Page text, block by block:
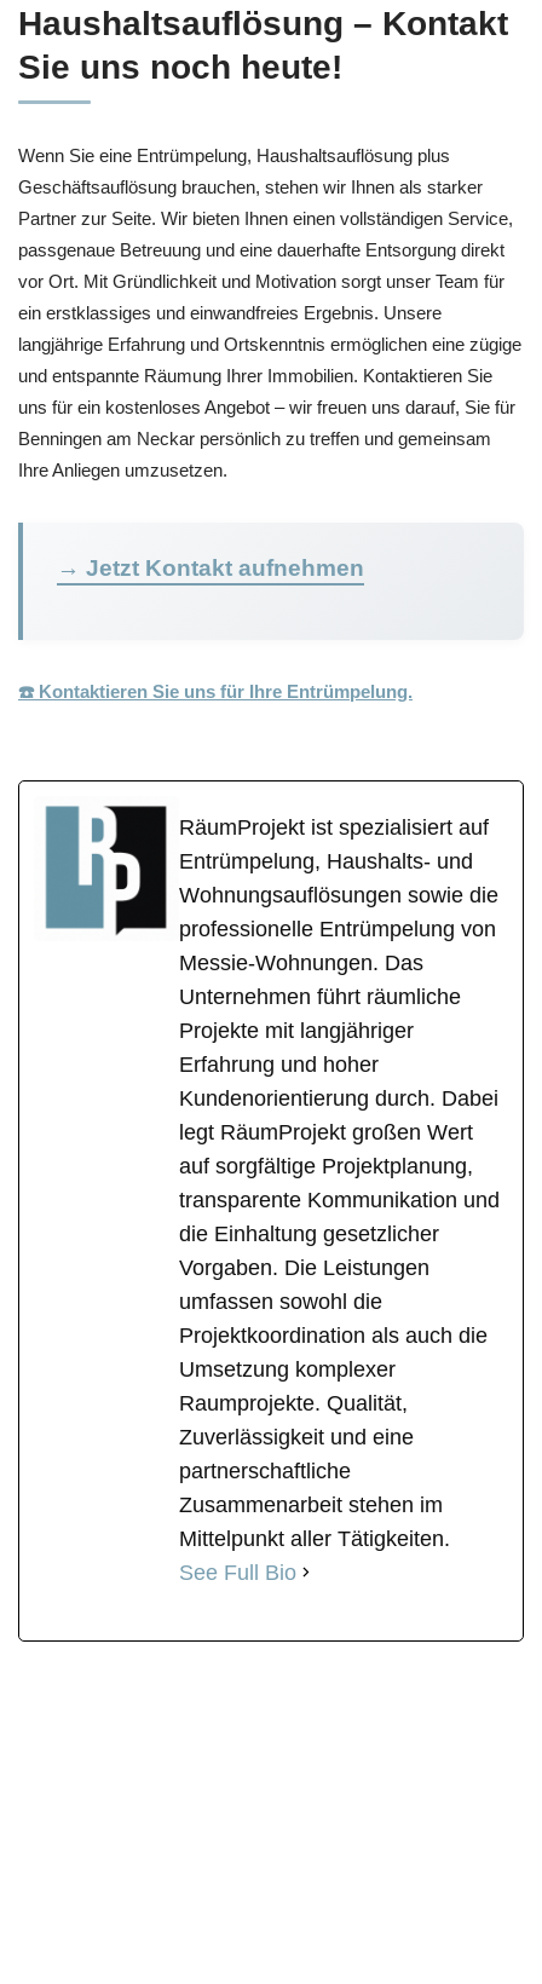
Haushaltsauflösung – Kontakt
Sie uns noch heute!
Wenn Sie eine Entrümpelung, Haushaltsauflösung plus
Geschäftsauflösung brauchen, stehen wir Ihnen als starker
Partner zur Seite. Wir bieten Ihnen einen vollständigen Service,
passgenaue Betreuung und eine dauerhafte Entsorgung direkt
vor Ort. Mit Gründlichkeit und Motivation sorgt unser Team für
ein erstklassiges und einwandfreies Ergebnis. Unsere
langjährige Erfahrung und Ortskenntnis ermöglichen eine zügige
und entspannte Räumung Ihrer Immobilien. Kontaktieren Sie
uns für ein kostenloses Angebot – wir freuen uns darauf, Sie für
Benningen am Neckar persönlich zu treffen und gemeinsam
Ihre Anliegen umzusetzen.
→ Jetzt Kontakt aufnehmen
☎️ Kontaktieren Sie uns für Ihre Entrümpelung.
RäumProjekt ist spezialisiert auf
Entrümpelung, Haushalts- und
Wohnungsauflösungen sowie die
professionelle Entrümpelung von
Messie-Wohnungen. Das
Unternehmen führt räumliche
Projekte mit langjähriger
Erfahrung und hoher
Kundenorientierung durch. Dabei
legt RäumProjekt großen Wert
auf sorgfältige Projektplanung,
transparente Kommunikation und
die Einhaltung gesetzlicher
Vorgaben. Die Leistungen
umfassen sowohl die
Projektkoordination als auch die
Umsetzung komplexer
Raumprojekte. Qualität,
Zuverlässigkeit und eine
partnerschaftliche
Zusammenarbeit stehen im
Mittelpunkt aller Tätigkeiten.
See Full Bio